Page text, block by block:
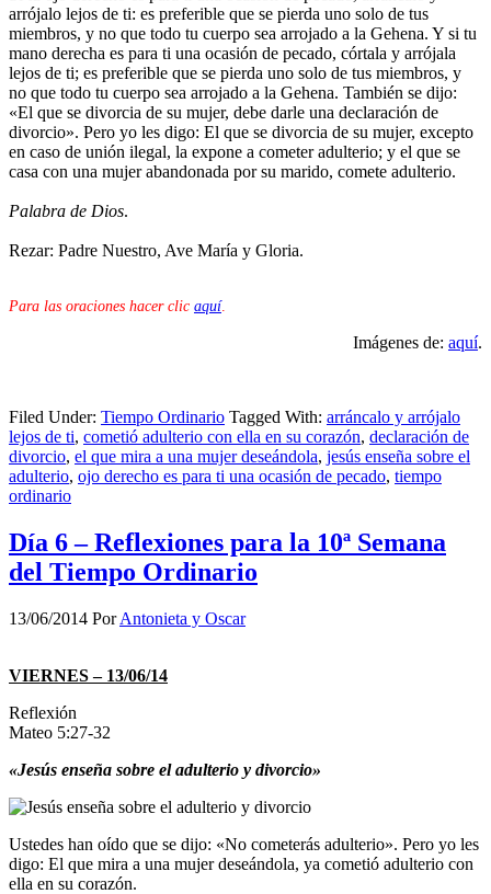
arrójalo lejos de ti: es preferible que se pierda uno solo de tus
miembros, y no que todo tu cuerpo sea arrojado a la Gehena. Y si tu
mano derecha es para ti una ocasión de pecado, córtala y arrójala
lejos de ti; es preferible que se pierda uno solo de tus miembros, y
no que todo tu cuerpo sea arrojado a la Gehena. También se dijo:
«El que se divorcia de su mujer, debe darle una declaración de
divorcio». Pero yo les digo: El que se divorcia de su mujer, excepto
en caso de unión ilegal, la expone a cometer adulterio; y el que se
casa con una mujer abandonada por su marido, comete adulterio.
Palabra de Dios.
Rezar: Padre Nuestro, Ave María y Gloria.
Para las oraciones hacer clic aquí.
Imágenes de: aquí.
Filed Under: Tiempo Ordinario Tagged With: arráncalo y arrójalo
lejos de ti, cometió adulterio con ella en su corazón, declaración de
divorcio, el que mira a una mujer deseándola, jesús enseña sobre el
adulterio, ojo derecho es para ti una ocasión de pecado, tiempo
ordinario
Día 6 – Reflexiones para la 10ª Semana
del Tiempo Ordinario
13/06/2014 PorAntonieta y Oscar
VIERNES – 13/06/14
Reflexión
Mateo 5:27-32
«Jesús enseña sobre el adulterio y divorcio»
Ustedes han oído que se dijo: «No cometerás adulterio». Pero yo les
digo: El que mira a una mujer deseándola, ya cometió adulterio con
ella en su corazón.